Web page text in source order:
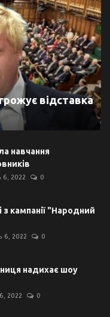
відставка
навчання
6, 2022 0
з кампанії "Народний
6, 2022 0
надихає шоу
2022 0